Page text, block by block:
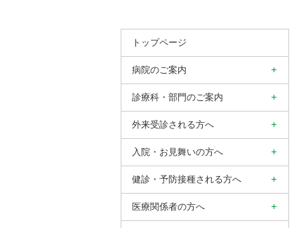
トップページ
病院のご案内
診療科・部門のご案内
外来受診される方へ
入院・お見舞いの方へ
健診・予防接種される方へ
医療関係者の方へ